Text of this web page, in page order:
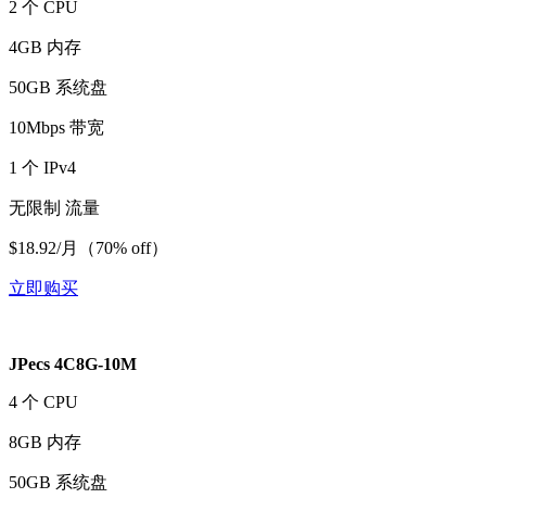
2 个 CPU
4GB 内存
50GB 系统盘
10Mbps 带宽
1 个 IPv4
无限制 流量
$18.92/月（70% off）
立即购买
JPecs 4C8G-10M
4 个 CPU
8GB 内存
50GB 系统盘